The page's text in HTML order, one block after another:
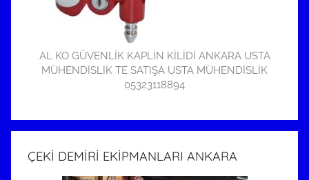
AL KO GÜVENLİK KAPLİN KİLİDİ ANKARA USTA
MÜHENDİSLİK TE SATIŞA USTA MÜHENDİSLİK
05323118894
ÇEKİ DEMİRİ EKİPMANLARI ANKARA